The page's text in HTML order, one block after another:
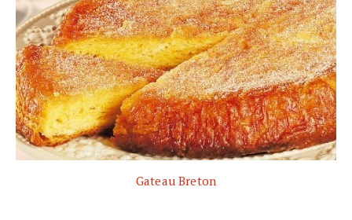
Gateau Breton